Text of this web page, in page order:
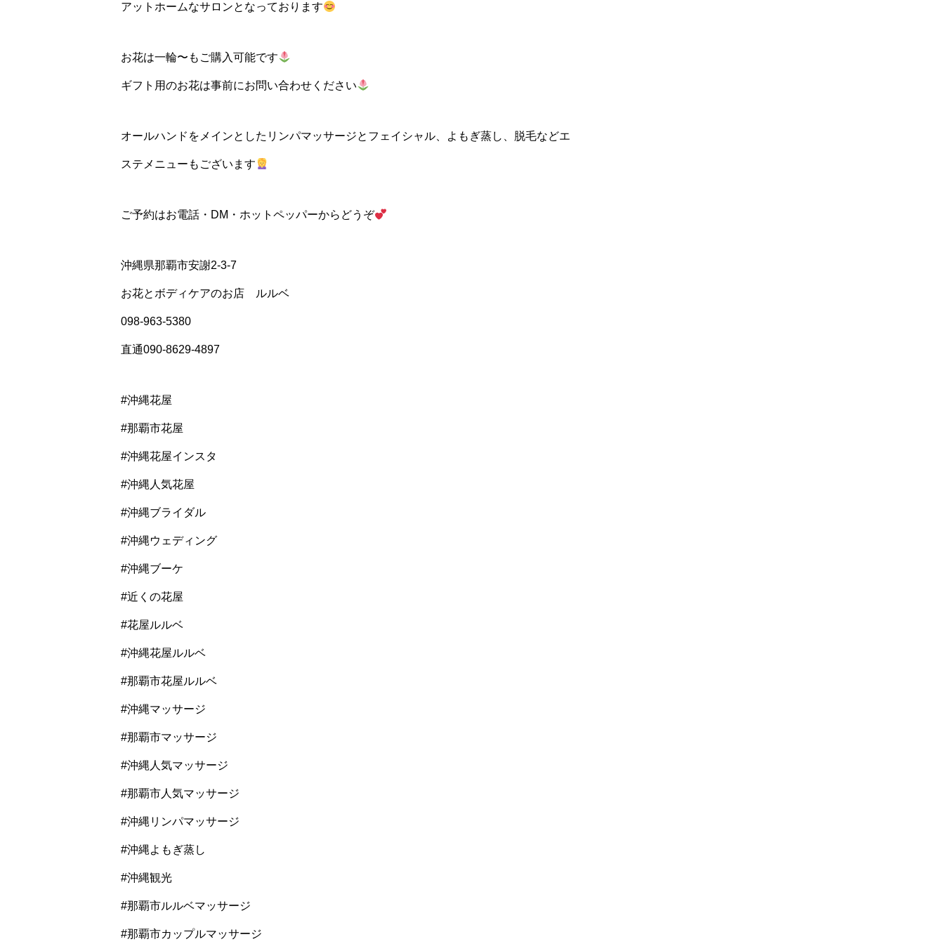
アットホームなサロンとなっております
お花は一輪〜もご購入可能です
ギフト用のお花は事前にお問い合わせください
オールハンドをメインとしたリンパマッサージとフェイシャル、よもぎ蒸し、脱毛などエ
ステメニューもございます
ご予約はお電話・DM・ホットペッパーからどうぞ
沖縄県那覇市安謝2-3-7
お花とボディケアのお店 ルルベ
098-963-5380
直通090-8629-4897
#沖縄花屋
#那覇市花屋
#沖縄花屋インスタ
#沖縄人気花屋
#沖縄ブライダル
#沖縄ウェディング
#沖縄ブーケ
#近くの花屋
#花屋ルルベ
#沖縄花屋ルルベ
#那覇市花屋ルルベ
#沖縄マッサージ
#那覇市マッサージ
#沖縄人気マッサージ
#那覇市人気マッサージ
#沖縄リンパマッサージ
#沖縄よもぎ蒸し
#沖縄観光
#那覇市ルルベマッサージ
#那覇市カップルマッサージ